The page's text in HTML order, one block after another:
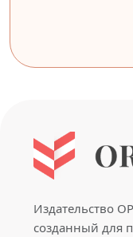
Издательство
созданный для